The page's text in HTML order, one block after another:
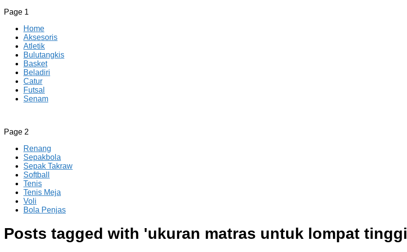
Page 1
Home
Aksesoris
Atletik
Bulutangkis
Basket
Beladiri
Catur
Futsal
Senam
CV JAYA BERSAMA Co Id
Menyediakan Semua Perlengkapan Olahraga Yang Lengkap, Berkualitas Dengan Harga Yang Murah
Page 2
Renang
Sepakbola
Sepak Takraw
Softball
Tenis
Tenis Meja
Voli
Bola Penjas
Posts tagged with 'ukuran matras untuk lompat tinggi